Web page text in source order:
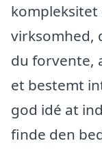
kompleksitet
virksomhed,
du forvente,
et bestemt
god idé at
finde den